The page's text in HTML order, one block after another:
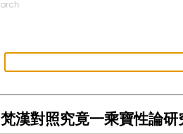
梵漢對照究竟一乘寶性論研